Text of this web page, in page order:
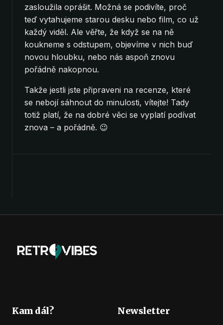
zasloužila oprášit. Možná se podivíte, proč
teď vytahujeme starou desku nebo film, co už
každý viděl. Ale věřte, že když se na ně
koukneme s odstupem, objevíme v nich buď
novou hloubku, nebo nás aspoň znovu
pořádně nakopnou.
Takže jestli jste připraveni na recenze, které
se nebojí sáhnout do minulosti, vítejte! Tady
totiž platí, že na dobré věci se vyplatí podívat
znova – a pořádně. 😉
Kam dál? Newsletter